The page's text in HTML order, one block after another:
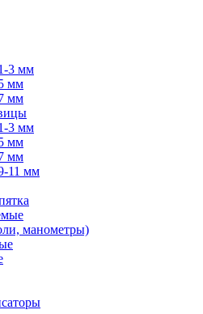
3 мм
мм
мм
3 мм
мм
мм
11 мм
манометры)